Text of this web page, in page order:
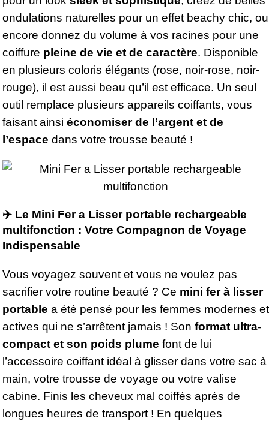
ondulations naturelles pour un effet beachy chic, ou
encore donnez du volume à vos racines pour une
coiffure pleine de vie et de caractère. Disponible
en plusieurs coloris élégants (rose, noir-rose, noir-
rouge), il est aussi beau qu’il est efficace. Un seul
outil remplace plusieurs appareils coiffants, vous
faisant ainsi économiser de l’argent et de
l’espace dans votre trousse beauté !
✈️ Le Mini Fer a Lisser portable rechargeable
multifonction : Votre Compagnon de Voyage
Indispensable
Vous voyagez souvent et vous ne voulez pas
sacrifier votre routine beauté ? Ce mini fer à lisser
portable a été pensé pour les femmes modernes et
actives qui ne s’arrêtent jamais ! Son format ultra-
compact et son poids plume font de lui
l’accessoire coiffant idéal à glisser dans votre sac à
main, votre trousse de voyage ou votre valise
cabine. Finis les cheveux mal coiffés après de
longues heures de transport ! En quelques